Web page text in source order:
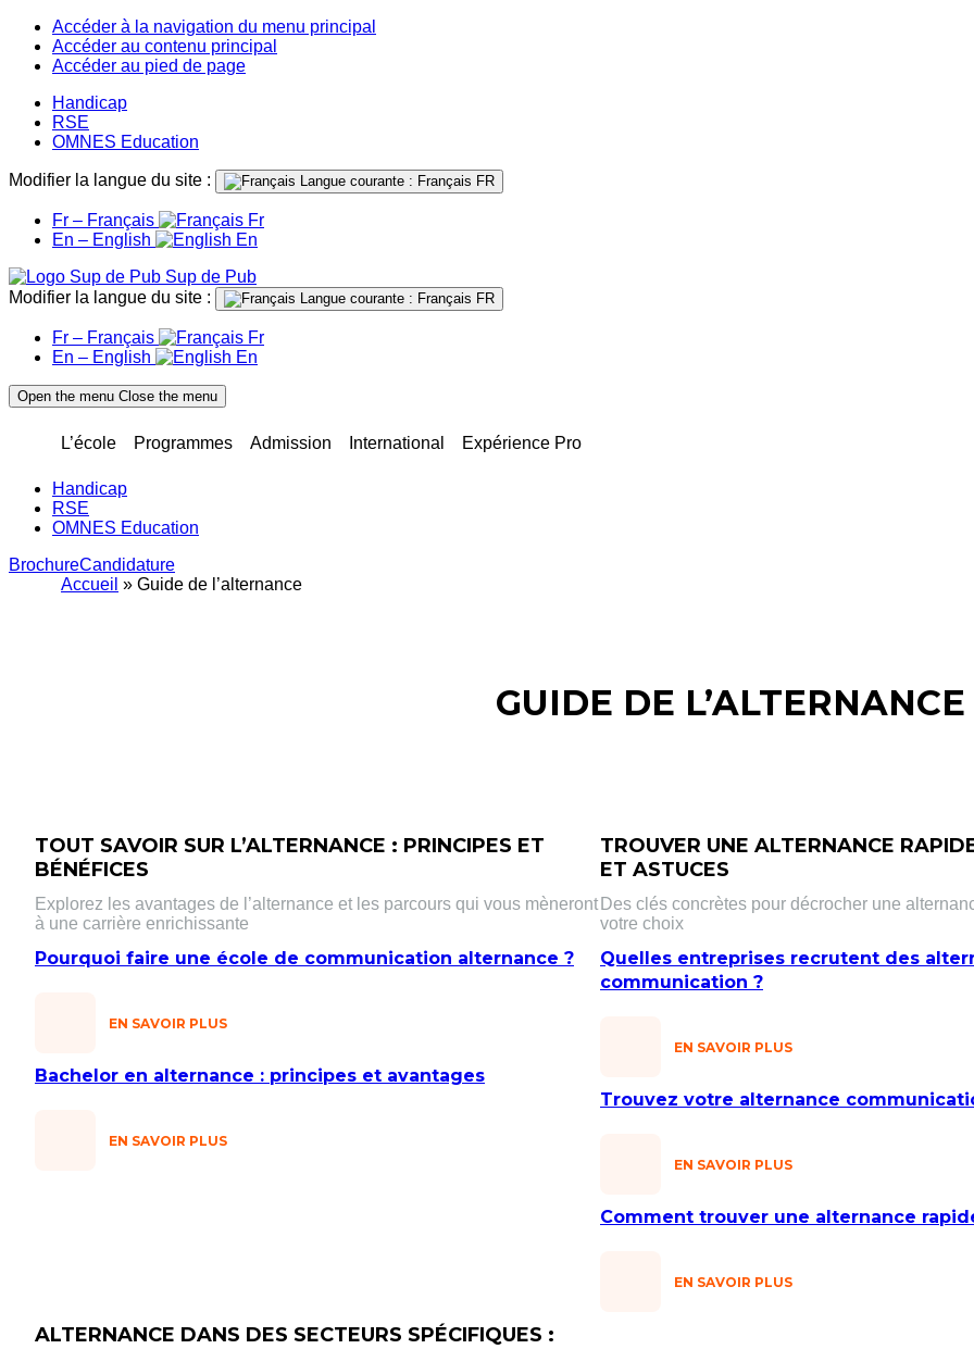
Accéder à la navigation du menu principal
Accéder au contenu principal
Accéder au pied de page
Handicap
RSE
OMNES Education
Modifier la langue du site : Langue courante : Français FR
Fr – Français
Fr
En – English
En
Sup de Pub
Modifier la langue du site :
Langue courante : Français FR
Fr – Français
Fr
En – English
En
Open the menu Close the menu
L’école Programmes Admission International Expérience Pro
Handicap
RSE
OMNES Education
BrochureCandidature
Accueil » Guide de l’alternance
GUIDE DE L’ALTERNANCE
TOUT SAVOIR SUR L’ALTERNANCE : PRINCIPES ET
BÉNÉFICES
Explorez les avantages de l’alternance et les parcours qui vous mèneront
à une carrière enrichissante
Pourquoi faire une école de communication alternance ?
EN SAVOIR PLUS
Bachelor en alternance : principes et avantages
EN SAVOIR PLUS
TROUVER UNE ALTERNANCE
ET ASTUCES
Des clés concrètes pour décrocher une
votre choix
Quelles entreprises recrutent des
communication ?
EN SAVOIR PLUS
Trouvez votre alternance
EN SAVOIR PLUS
Comment trouver une alternance
EN SAVOIR PLUS
ALTERNANCE DANS DES SECTEURS SPÉCIFIQUES :